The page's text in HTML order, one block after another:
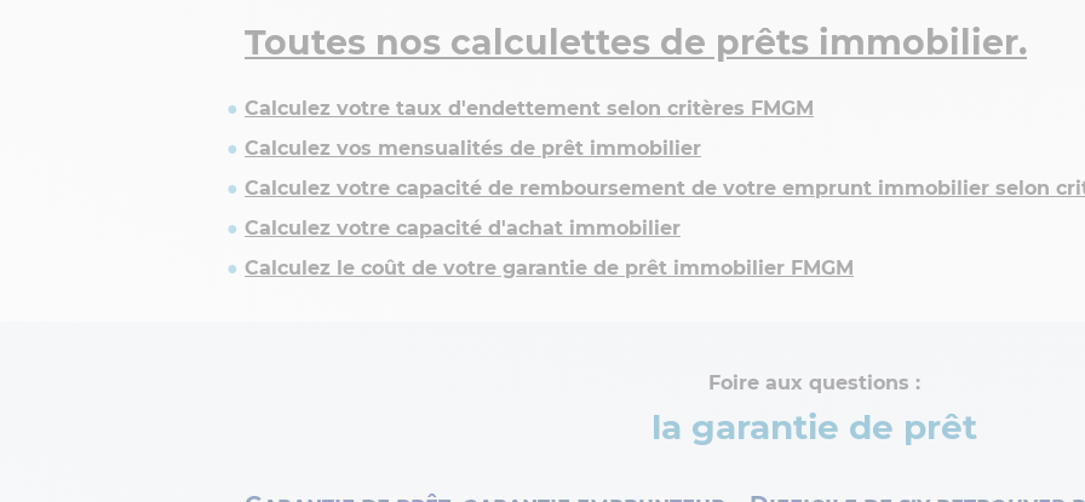
Toutes nos calculettes de prêts immobilier.
Calculez votre taux d'endettement selon critères FMGM
Calculez vos mensualités de prêt immobilier
Calculez votre capacité de remboursement de votre emprunt immobilier selon
Calculez votre capacité d'achat immobilier
Calculez le coût de votre garantie de prêt immobilier FMGM
Foire aux questions :
la garantie de prêt